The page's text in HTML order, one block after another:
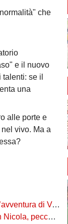
che
e il nuovo
se il
una
alle porte e
vivo. Ma a
mai davvero sbocciata
Bari? Ben costruito"